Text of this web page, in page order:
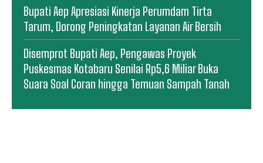
Bupati Aep Apresiasi Kinerja Perumdam Tirta
Tarum, Dorong Peningkatan Layanan Air Bersih
Disemprot Bupati Aep, Pengawas Proyek
Puskesmas Kotabaru Senilai Rp5,6 Miliar Buka
Suara Soal Coran hingga Temuan Sampah Tanah